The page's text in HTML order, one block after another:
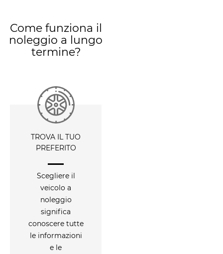
Come funziona il
noleggio a lungo
termine?
TROVA IL TUO
PREFERITO
Scegliere il
veicolo a
noleggio
significa
conoscere tutte
le informazioni
e le